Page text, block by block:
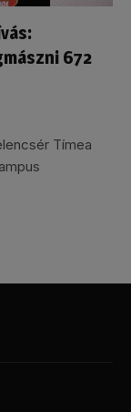
672
Tímea